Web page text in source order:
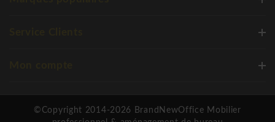
©Copyright 2014-2026 BrandNewOffice Mobilier